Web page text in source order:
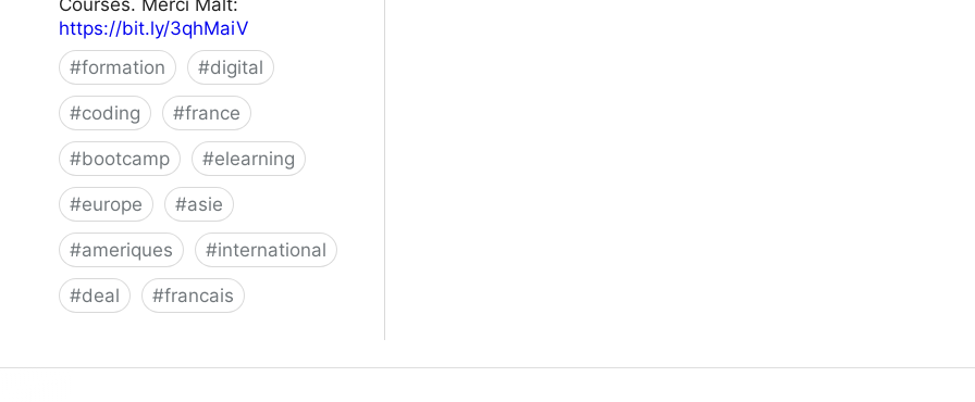
https://bit.ly/3qhMaiV
#formation #digital
#coding #france
#bootcamp #elearning
#europe #asie
#ameriques #international
#deal #francais